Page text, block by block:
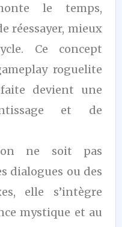
le temps,
réessayer, mieux
Ce concept
roguelite
devient une
et de
ne soit pas
dialogues ou des
elle s’intègre
mystique et au